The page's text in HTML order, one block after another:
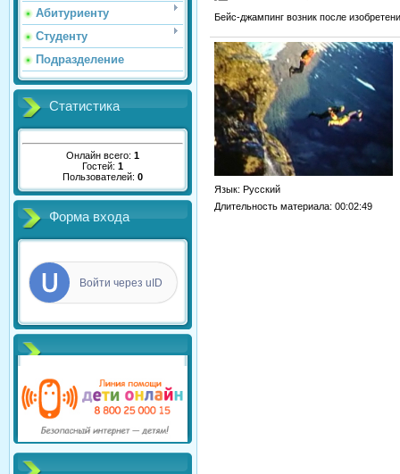
Абитуриенту
Студенту
Подразделение
Статистика
Онлайн всего: 1
Гостей: 1
Пользователей: 0
Форма входа
Войти через uID
Бейс-джампинг возник после
Язык: Русский
Длительность материала: 00:02:49